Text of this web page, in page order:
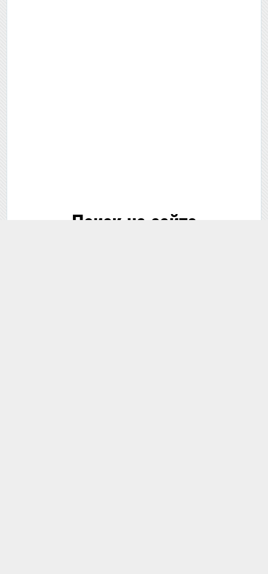
Поиск на сайте